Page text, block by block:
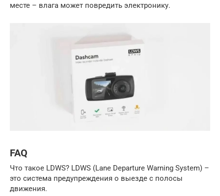
месте – влага может повредить электронику.
FAQ
Что такое LDWS? LDWS (Lane Departure Warning System) –
это система предупреждения о выезде с полосы
движения.